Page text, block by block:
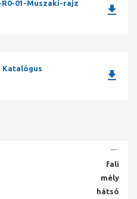
01-Muszaki-rajz
download
Katalógus
download
fali
mély
hátsó